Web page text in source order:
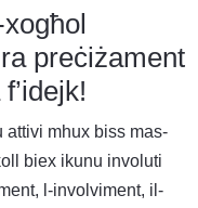
preċiżament
mhux biss mas-
biex ikunu involuti
l-involviment, il-